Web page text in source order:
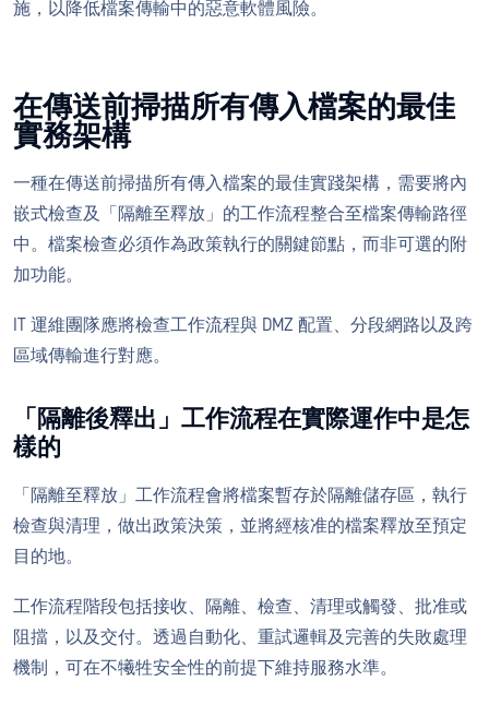
施，以降低檔案傳輸中的惡意軟體風險。
在傳送前掃描所有傳入檔案的最佳
實務架構
一種在傳送前掃描所有傳入檔案的最佳實踐架構，需要將內
嵌式檢查及「隔離至釋放」的工作流程整合至檔案傳輸路徑
中。檔案檢查必須作為政策執行的關鍵節點，而非可選的附
加功能。
IT 運維團隊應將檢查工作流程與 DMZ 配置、分段網路以及跨
區域傳輸進行對應。
「隔離後釋出」工作流程在實際運作中是怎
樣的
「隔離至釋放」工作流程會將檔案暫存於隔離儲存區，執行
檢查與清理，做出政策決策，並將經核准的檔案釋放至預定
目的地。
工作流程階段包括接收、隔離、檢查、清理或觸發、批准或
阻擋，以及交付。透過自動化、重試邏輯及完善的失敗處理
機制，可在不犧牲安全性的前提下維持服務水準。